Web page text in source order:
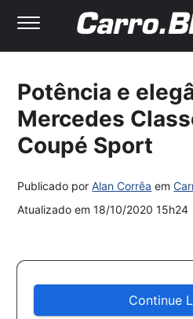
Potência e
Mercedes
Coupé Sport
Publicado porAlan Corrêa em
Atualizado em18/10/2020 15h24
Continue